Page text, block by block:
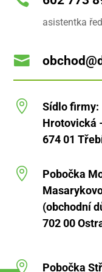
v
asistentka


Sídlo firmy:
Hrotovická
674 01

Pobočka
(obchodní
702 00
 Pobočka